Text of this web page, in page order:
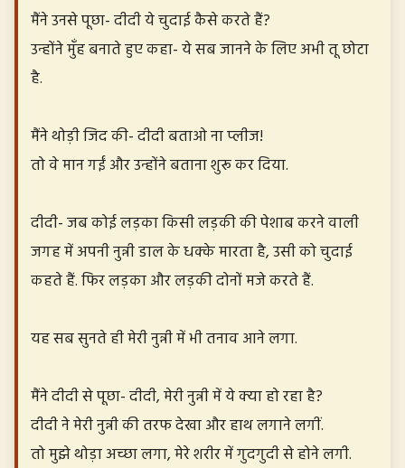
मैंने उनसे पूछा- दीदी ये चुदाई कैसे करते हैं?
उन्होंने मुँह बनाते हुए कहा- ये सब जानने के लिए अभी तू छोटा
है.
मैंने थोड़ी जिद की- दीदी बताओ ना प्लीज!
तो वे मान गईं और उन्होंने बताना शुरू कर दिया.
दीदी- जब कोई लड़का किसी लड़की की पेशाब करने वाली
जगह में अपनी नुन्नी डाल के धक्के मारता है, उसी को चुदाई
कहते हैं. फिर लड़का और लड़की दोनों मजे करते हैं.
यह सब सुनते ही मेरी नुन्नी में भी तनाव आने लगा.
मैंने दीदी से पूछा- दीदी, मेरी नुन्नी में ये क्या हो रहा है?
दीदी ने मेरी नुन्नी की तरफ देखा और हाथ लगाने लगीं.
तो मुझे थोड़ा अच्छा लगा, मेरे शरीर में गुदगुदी से होने लगी.